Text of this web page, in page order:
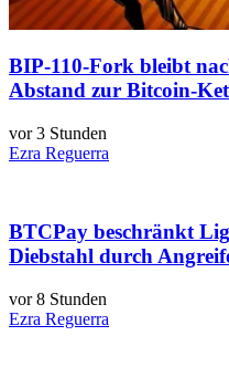
BIP-110-Fork bleibt
Abstand zur Bitcoin-
vor 3 Stunden
Ezra Reguerra
BTCPay beschränkt
Diebstahl durch
vor 8 Stunden
Ezra Reguerra